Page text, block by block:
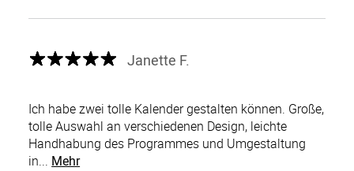
Janette F.
Ich habe zwei tolle Kalender gestalten können. Große,
tolle Auswahl an verschiedenen Design, leichte
Handhabung des Programmes und Umgestaltung
in... Mehr